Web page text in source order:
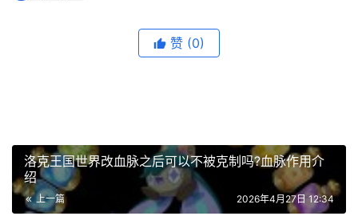
赞 (0)
洛克王国世界改血脉之后可以不被克制吗?血脉作用介
绍
上一篇 2026年4月27日 12:34